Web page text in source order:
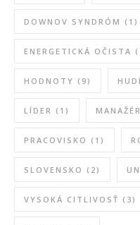
DOWNOV SYNDRÓM (1)
ENERGETICKÁ OČISTA
HODNOTY (9)
LÍDER (1) MANAŽÉR
PRACOVISKO (1)
SLOVENSKO (2)
VYSOKÁ CITLIVOSŤ (3)